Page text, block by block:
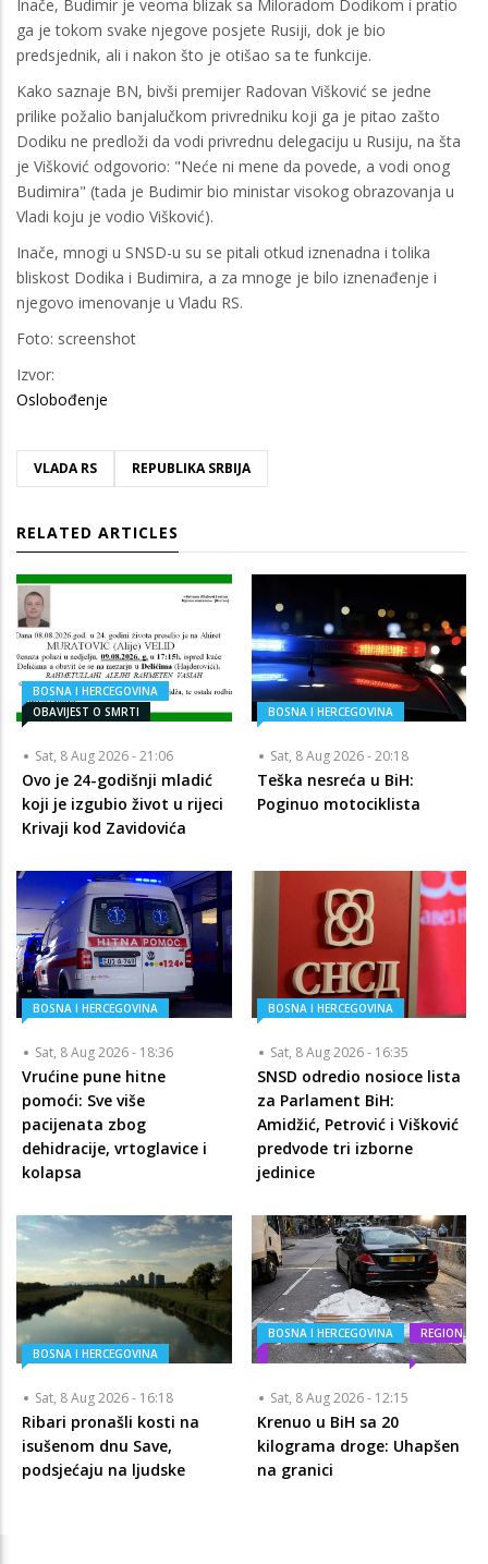
Inače, Budimir je veoma blizak sa Miloradom Dodikom i pratio
ga je tokom svake njegove posjete Rusiji, dok je bio
predsjednik, ali i nakon što je otišao sa te funkcije.
Kako saznaje BN, bivši premijer Radovan Višković se jedne
prilike požalio banjalučkom privredniku koji ga je pitao zašto
Dodiku ne predloži da vodi privrednu delegaciju u Rusiju, na šta
je Višković odgovorio: "Neće ni mene da povede, a vodi onog
Budimira" (tada je Budimir bio ministar visokog obrazovanja u
Vladi koju je vodio Višković).
Inače, mnogi u SNSD-u su se pitali otkud iznenadna i tolika
bliskost Dodika i Budimira, a za mnoge je bilo iznenađenje i
njegovo imenovanje u Vladu RS.
Foto: screenshot
Izvor:
Oslobođenje
VLADA RS REPUBLIKA SRBIJA
RELATED ARTICLES
BOSNA I HERCEGOVINA
OBAVIJEST O SMRTI
Sat, 8 Aug 2026 - 21:06
Ovo je 24-godišnji mladić
koji je izgubio život u rijeci
Krivaji kod Zavidovića
BOSNA I HERCEGOVINA
Sat, 8 Aug 2026 - 20:18
Teška nesreća u BiH:
Poginuo motociklista
BOSNA I HERCEGOVINA
Sat, 8 Aug 2026 - 18:36
Vrućine pune hitne
pomoći: Sve više
pacijenata zbog
dehidracije, vrtoglavice i
kolapsa
BOSNA I HERCEGOVINA
Sat, 8 Aug 2026 - 16:35
SNSD odredio nosioce lista
za Parlament BiH:
Amidžić, Petrović i Višković
predvode tri izborne
jedinice
BOSNA I HERCEGOVINA
Sat, 8 Aug 2026 - 16:18
Ribari pronašli kosti na
isušenom dnu Save,
podsjećaju na ljudske
BOSNA I HERCEGOVINA REGION
Sat, 8 Aug 2026 - 12:15
Krenuo u BiH sa 20
kilograma droge: Uhapšen
na granici